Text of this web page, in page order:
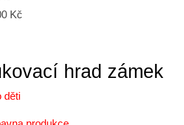
Kč
hrad zámek